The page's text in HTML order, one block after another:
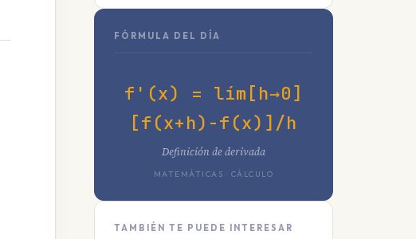
FÓRMULA DEL DÍA
f'(x) = lím[h→0]
[f(x+h)-f(x)]/h
Definición de derivada
MATEMÁTICAS · CÁLCULO
TAMBIÉN TE PUEDE INTERESAR